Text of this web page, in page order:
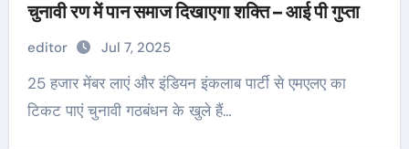
चुनावी रण में पान समाज दिखाएगा शक्ति – आई पी गुप्ता
editor Jul 7, 2025
25 हजार मेंबर लाएं और इंडियन इंकलाब पार्टी से एमएलए का
टिकट पाएं चुनावी गठबंधन के खुले हैं…